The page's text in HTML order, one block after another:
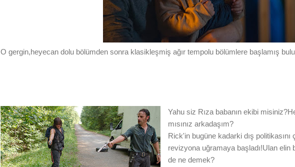
O gergin,heyecan dolu bölümden sonra klasikleşmiş ağır tempolu bölümlere başlamış
Yahu siz Rıza babanın ekibi
mısınız arkadaşım?
Rick'in bugüne kadarki dış
revizyona uğramaya başladı!Ulan
de ne demek?